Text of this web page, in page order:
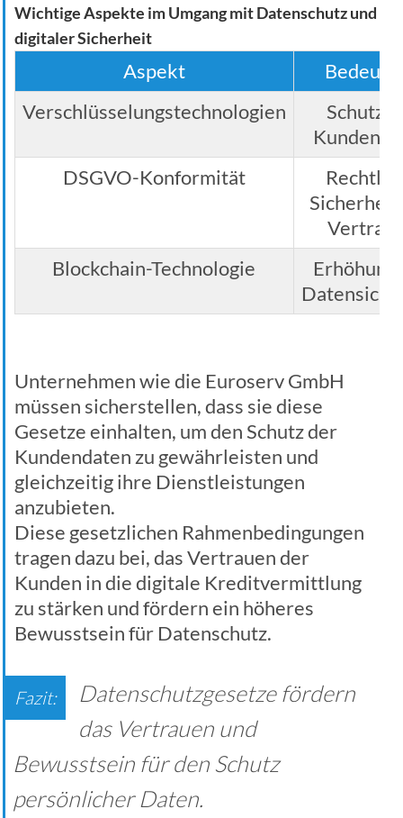
Wichtige Aspekte im Umgang mit Datenschutz und
digitaler Sicherheit
Aspekt
Verschlüsselungstechnologien
Schutz
DSGVO-Konformität
Sicherheit
Blockchain-Technologie
Erhöhung
Unternehmen wie die Euroserv GmbH
müssen sicherstellen, dass sie diese
Gesetze einhalten, um den Schutz der
Kundendaten zu gewährleisten und
gleichzeitig ihre Dienstleistungen
anzubieten.
Diese gesetzlichen Rahmenbedingungen
tragen dazu bei, das Vertrauen der
Kunden in die digitale Kreditvermittlung
zu stärken und fördern ein höheres
Bewusstsein für Datenschutz.
Datenschutzgesetze fördern
das Vertrauen und
Bewusstsein für den Schutz
persönlicher Daten.